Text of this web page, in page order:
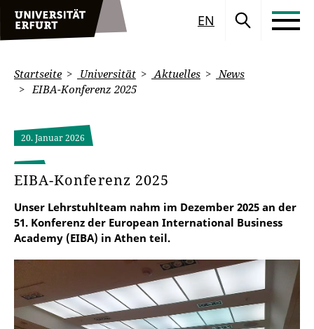
EN
Startseite Universität Aktuelles
News
EIBA-Konferenz 2025
20. Januar 2026
EIBA-Konferenz 2025
Unser Lehrstuhlteam nahm im Dezember 2025 an der
51. Konferenz der European International Business
Academy (EIBA) in Athen teil.